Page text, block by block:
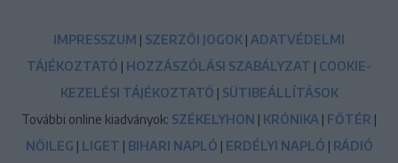
IMPRESSZUM | SZERZŐI JOGOK | ADATVÉDELMI
TÁJÉKOZTATÓ | HOZZÁSZÓLÁSI SZABÁLYZAT | COOKIE-
KEZELÉSI TÁJÉKOZTATÓ | SÜTIBEÁLLÍTÁSOK
További online kiadványok: SZÉKELYHON | KRÓNIKA | FŐTÉR |
NŐILEG | LIGET | BIHARI NAPLÓ | ERDÉLYI NAPLÓ | RÁDIÓ